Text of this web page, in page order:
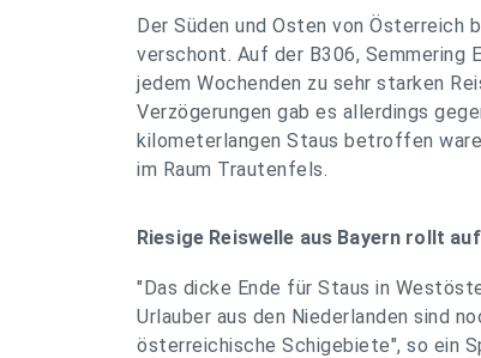
Der Süden und Osten von Österreich
verschont. Auf der B306, Semmering
jedem Wochenden zu sehr starken
Verzögerungen gab es allerdings
kilometerlangen Staus betroffen
im Raum Trautenfels.
Riesige Reiswelle aus Bayern rollt
"Das dicke Ende für Staus in
Urlauber aus den Niederlanden sind
österreichische Schigebiete", so ein